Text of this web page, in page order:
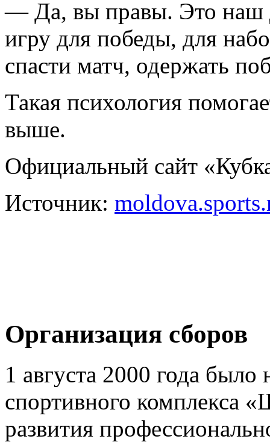
— Да, вы правы. Это наш
игру для победы, для
спасти матч, одержать
Такая психология
выше.
Официальный сайт
Источник:
Организация сборов
1 августа 2000 года было
спортивного комплекса
развития